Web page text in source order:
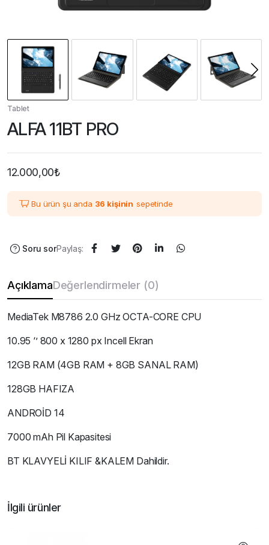
Tablet
ALFA 11BT PRO
12.000,00₺
Bu ürün şu anda 36 kişinin sepetinde
Soru sorPaylaş:
AçıklamaDeğerlendirmeler (0)
MediaTek M8786 2.0 GHz OCTA-CORE CPU
10.95 ‘’ 800 x 1280 px Incell Ekran
12GB RAM (4GB RAM + 8GB SANAL RAM)
128GB HAFIZA
ANDROİD 14
7000 mAh Pil Kapasitesi
BT KLAVYELİ KILIF &KALEM Dahildir.
İlgili ürünler